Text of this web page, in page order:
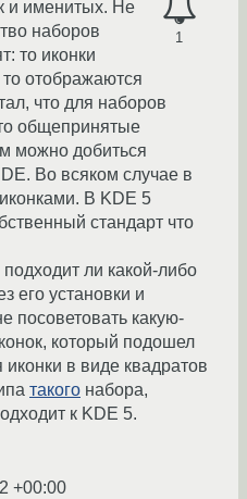
1
и именитых. Не
наборов
то иконки
отображаются
что для наборов
общепринятые
можно добиться
Во всяком случае в
В KDE 5
стандарт что
ли какой-либо
его установки и
посоветовать какую-
который подошел
в виде квадратов
такого набора,
к KDE 5.
+00:00